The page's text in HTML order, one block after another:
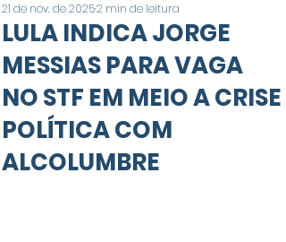
LULA INDICA JORGE
MESSIAS PARA VAGA
NO STF EM MEIO A CRISE
POLÍTICA COM
ALCOLUMBRE
21 de nov. de 20252 min de leitura